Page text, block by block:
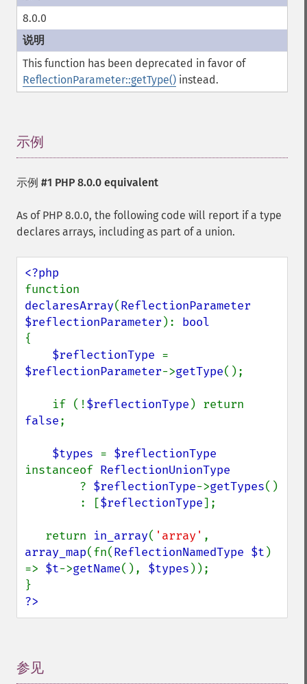
8.0.0
This function has been deprecated in favor of
ReflectionParameter::getType() instead.
示例
示例 #1 PHP 8.0.0 equivalent
As of PHP 8.0.0, the following code will report if a type
declares arrays, including as part of a union.
declaresArray(ReflectionParameter
$reflectionParameter ):
{
$reflectionType
$reflectionParameter->getType();
    if (!
$reflectionType
false;
$types =
instanceof ReflectionUnionType
? $reflectionType->getTypes()
        : [
$reflectionType];
   return
in_array( 'array'
array_map(fn(ReflectionNamedType $t )
=> $t->getName(), $types ));
?>
参见